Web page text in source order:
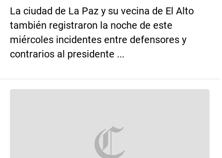
La ciudad de La Paz y su vecina de El Alto
también registraron la noche de este
miércoles incidentes entre defensores y
contrarios al presidente ...